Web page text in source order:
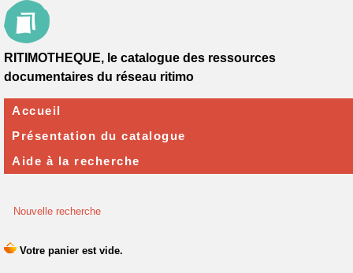
Nouvelle recherche
RITIMOTHEQUE, le catalogue des ressources
documentaires du réseau ritimo
Accueil
Présentation du catalogue
Aide à la recherche